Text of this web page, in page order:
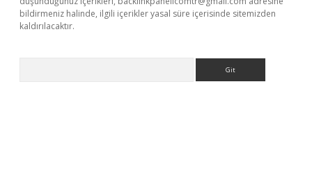
bildirmeniz halinde, ilgili içerikler yasal süre içerisinde sitemizden
kaldırılacaktır.